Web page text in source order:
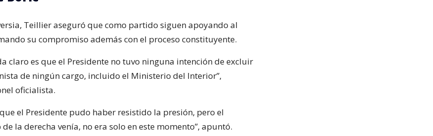
Teillier aseguró que como partido siguen apoyando al
su compromiso además con el proceso constituyente.
claro es que el Presidente no tuvo ninguna intención de excluir
de ningún cargo, incluido el Ministerio del Interior”,
oficialista.
el Presidente pudo haber resistido la presión, pero el
la derecha venía, no era solo en este momento”, apuntó.